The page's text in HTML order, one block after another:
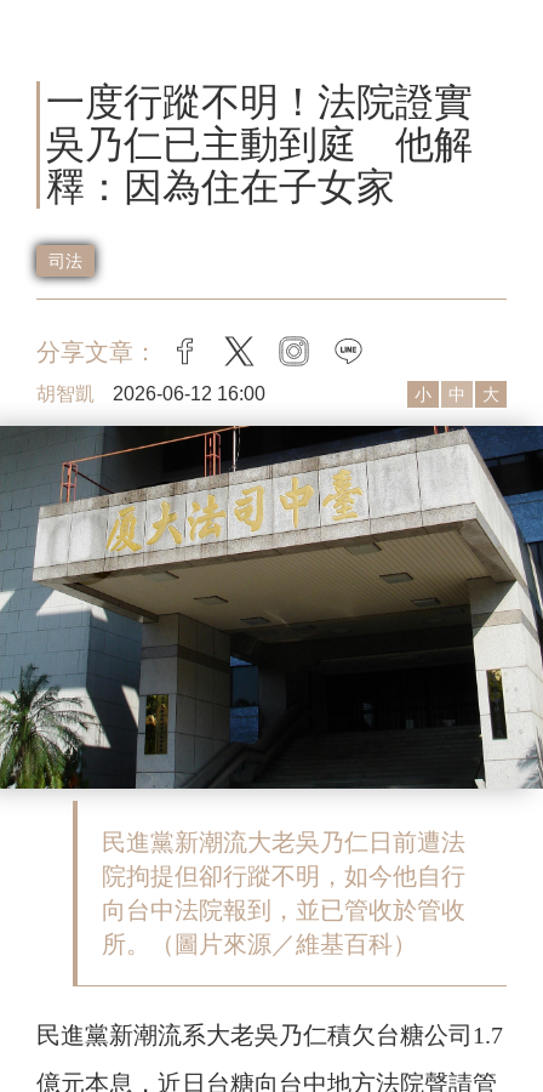
一度行蹤不明！法院證實
吳乃仁已主動到庭 他解
釋：因為住在子女家
司法
分享文章： facebook
twitter instagram
胡智凱 2026-06-12 16:00 小 中 大
民進黨新潮流大老吳乃仁日前遭法
院拘提但卻行蹤不明，如今他自行
向台中法院報到，並已管收於管收
所。（圖片來源／維基百科）
民進黨新潮流系大老吳乃仁積欠台糖公司1.7
億元本息，近日台糖向台中地方法院聲請管